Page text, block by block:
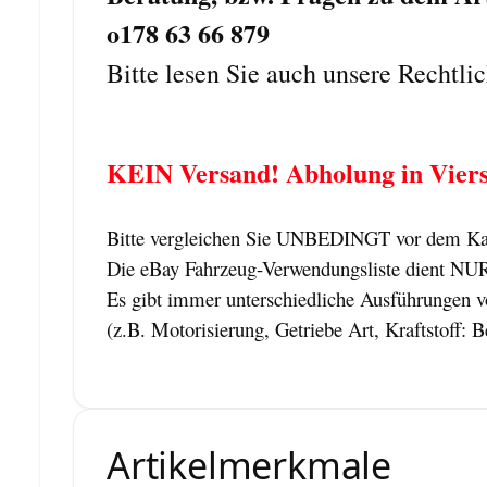
o178 63 66 879
Bitte lesen Sie auch unsere
KEIN Versand! Abholung in
Bitte vergleichen Sie UNBEDINGT vor dem
Die eBay Fahrzeug-Verwendungsliste dient
Es gibt immer unterschiedliche Ausführungen
(z.B. Motorisierung, Getriebe Art, Kraftstoff:
Artikelmerkmale